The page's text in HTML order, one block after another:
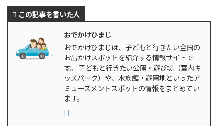
この記事を書いた人
おでかけひまじ
おでかけひまじは、子どもと行きたい全国の
お出かけスポットを紹介する情報サイトで
す。 子どもと行きたい公園・遊び場（室内キ
ッズパーク）や、水族館・遊園地といったア
ミューズメントスポットの情報をまとめてい
ます。